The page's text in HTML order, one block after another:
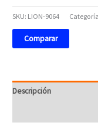
SKU: LION-9064
Comparar
Descripción